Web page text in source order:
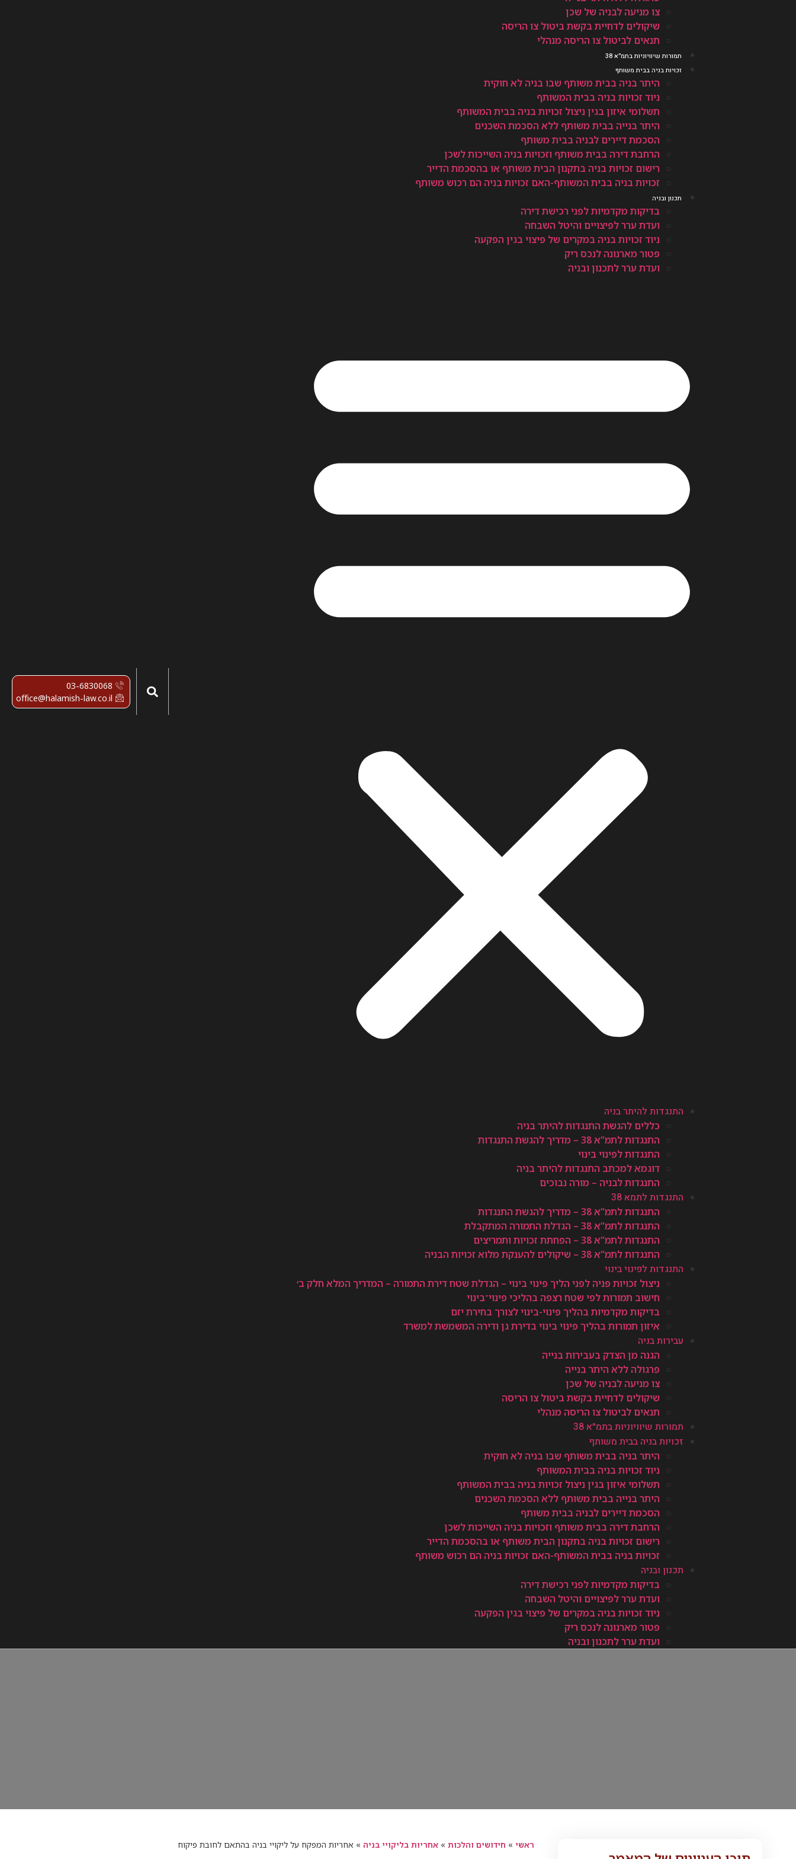
צו מניעה לבניה של שכן
שיקולים לדחיית בקשת ביטול צו הריסה
תנאים לביטול צו הריסה מנהלי
תמורות שיוויוניות בתמ״א 38
זכויות בניה בבית משותף
היתר בניה בבית משותף שבו בניה לא חוקית
ניוד זכויות בניה בבית המשותף
תשלומי איזון בגין ניצול זכויות בניה בבית המשותף
היתר בנייה בבית משותף ללא הסכמת השכנים
הסכמת דיירים לבניה בבית משותף
הרחבת דירה בבית משותף וזכויות בניה השייכות לשכן
רישום זכויות בניה בתקנון הבית משותף או בהסכמת הדייר
זכויות בניה בבית המשותף-האם זכויות בניה הם רכוש משותף
תכנון ובניה
בדיקות מקדמיות לפני רכישת דירה
ועדת ערר לפיצויים והיטל השבחה
ניוד זכויות בניה במקרים של פיצוי בגין הפקעה
פטור מארנונה לנכס ריק
ועדת ערר לתכנון ובניה
התנגדות להיתר בניה
כללים להגשת התנגדות להיתר בניה
התנגדות לתמ”א 38 – מדריך להגשת התנגדות
התנגדות לפינוי בינוי
דוגמא למכתב התנגדות להיתר בניה
התנגדות לבניה – מורה נבוכים
התנגדות לתמא 38
התנגדות לתמ”א 38 – מדריך להגשת התנגדות
התנגדות לתמ”א 38 – הגדלת התמורה המתקבלת
התנגדות לתמ”א 38 – הפחתת זכויות ותמריצים
התנגדות לתמ”א 38 – שיקולים להענקת מלוא זכויות הבניה
התנגדות לפינוי בינוי
ניצול זכויות פניה לפני הליך פינוי בינוי – הגדלת שטח דירת התמורה – המדריך המלא חלק ב׳
חישוב תמורות לפי שטח רצפה בהליכי פינוי־בינוי
בדיקות מקדמיות בהליך פינוי-בינוי לצורך בחירת יזם
איזון תמורות בהליך פינוי בינוי בדירת גן ודירה המשמשת למשרד
עבירות בניה
הגנה מן הצדק בעבירות בנייה
פרגולה ללא היתר בנייה
צו מניעה לבניה של שכן
שיקולים לדחיית בקשת ביטול צו הריסה
תנאים לביטול צו הריסה מנהלי
תמורות שיוויוניות בתמ״א 38
זכויות בניה בבית משותף
היתר בניה בבית משותף שבו בניה לא חוקית
ניוד זכויות בניה בבית המשותף
תשלומי איזון בגין ניצול זכויות בניה בבית המשותף
היתר בנייה בבית משותף ללא הסכמת השכנים
הסכמת דיירים לבניה בבית משותף
הרחבת דירה בבית משותף וזכויות בניה השייכות לשכן
רישום זכויות בניה בתקנון הבית משותף או בהסכמת הדייר
זכויות בניה בבית המשותף-האם זכויות בניה הם רכוש משותף
תכנון ובניה
בדיקות מקדמיות לפני רכישת דירה
ועדת ערר לפיצויים והיטל השבחה
ניוד זכויות בניה במקרים של פיצוי בגין הפקעה
פטור מארנונה לנכס ריק
ועדת ערר לתכנון ובניה
03-6830068
office@halamish-law.co.il
ראשי » חידושים והלכות » אחריות בליקויי בניה » אחריות המפקח על ליקויי בניה בהתאם לחובת פיקוח